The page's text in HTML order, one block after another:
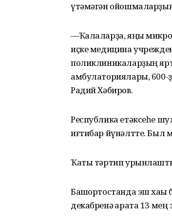
үтәмәгән ойошмаларҙың
—Ҡалаларҙа, яңы
иҫке медицина
поликлиникаларҙың
амбулаториялары,
Радий Хәбиров.
Республика етәксеһе
иғтибар йүнәлтте. Был
Ҡаты тәртип
Башҡортостанда эш
декабренә ҡарата 13